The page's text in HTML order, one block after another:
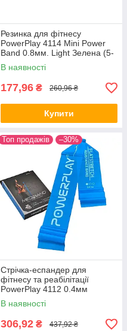
Резинка для фітнесу
PowerPlay 4114 Mini Power
Band 0.8мм. Light Зелена (5-
8кг)
В наявності
177,96 ₴ 260,96 ₴
Купити
Топ продажів –30%
Стрічка-еспандер для
фітнесу та реабілітації
PowerPlay 4112 0.4мм
MediBand Light Синя (6.8 кг)
В наявності
306,92 ₴ 437,92 ₴